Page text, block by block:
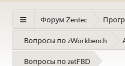
Форум Zentec
Вопросы по zWorkbench
Вопросы по zetFBD